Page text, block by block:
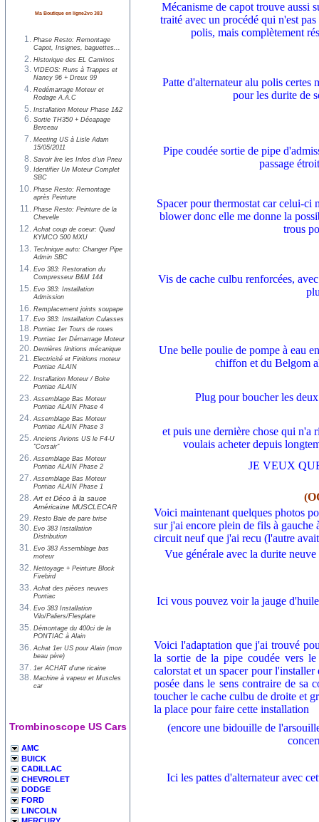
Ma Boutique en ligne2vo 383
Phase Resto: Remontage
Capot, Insignes, baguettes...
Historique des EL Caminos
VIDEOS: Runs à Trappes et
Nancy 96 + Dreux 99
Redémarrage Moteur et
Rodage A.A.C
Installation Moteur Phase 1&2
Sortie TH350 + Décapage
Berceau
Meeting US à Lisle Adam
15/05/2011
Savoir lire les Infos d'un Pneu
Identifier Un Moteur Complet
SBC
Phase Resto: Remontage
après Peinture
Phase Resto: Peinture de la
Chevelle
Achat coup de coeur: Quad
KYMCO 500 MXU
Technique auto: Changer Pipe
Admin SBC
Evo 383: Restoration du
Compresseur B&M 144
Evo 383: Installation
Admission
Remplacement joints soupape
Evo 383: Installation Culasses
Pontiac 1er Tours de roues
Pontiac 1er Démarrage Moteur
Dernières finitions mécanique
Electricité et Finitions moteur
Pontiac ALAIN
Installation Moteur / Boite
Pontiac ALAIN
Assemblage Bas Moteur
Pontiac ALAIN Phase 4
Assemblage Bas Moteur
Pontiac ALAIN Phase 3
Anciens Avions US le F4-U
"Corsair"
Assemblage Bas Moteur
Pontiac ALAIN Phase 2
Assemblage Bas Moteur
Pontiac ALAIN Phase 1
Art et Déco à la sauce
Américaine MUSCLECAR
Resto Baie de pare brise
Evo 383 Installation
Distribution
Evo 383 Assemblage bas
moteur
Nettoyage + Peinture Block
Firebird
Achat des pièces neuves
Pontiac
Evo 383 Installation
Vilo/Paliers/Flesplate
Démontage du 400ci de la
PONTIAC à Alain
Achat 1er US pour Alain (mon
beau père)
1er ACHAT d'une ricaine
Machine à vapeur et Muscles
car
Trombinoscope US Cars
AMC
BUICK
CADILLAC
CHEVROLET
DODGE
FORD
LINCOLN
Mécanisme de capot trouve aussi
traité avec un procédé qui n'est
polis, mais complètement
Patte d'alternateur alu polis certes
pour les durite de
Pipe coudée sortie de pipe
passage
Spacer pour thermostat car celui-ci
blower donc elle me donne la
trous
Vis de cache culbu renforcées,
Une belle poulie de pompe à eau
chiffon et du Belgom
Plug pour boucher les
et puis une dernière chose qui n'a
voulais acheter depuis
JE VEUX
Voici maintenant quelques photos
sur j'ai encore plein de fils à gauche
circuit neuf que j'ai recu (l'autre
Vue générale avec la durite
Ici vous pouvez voir la jauge
Voici l'adaptation que j'ai trouvé
la sortie de la pipe coudée vers
calorstat et un spacer pour l'installer
posée dans le sens contraire de sa
toucher le cache culbu de droite et
la place pour faire cette installation
(encore une bidouille de
Ici les pattes d'alternateur avec